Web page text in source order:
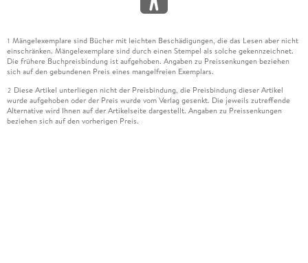
1 Mängelexemplare sind Bücher mit leichten Beschädigungen, die das Lesen aber nicht
einschränken. Mängelexemplare sind durch einen Stempel als solche gekennzeichnet.
Die frühere Buchpreisbindung ist aufgehoben. Angaben zu Preissenkungen beziehen
sich auf den gebundenen Preis eines mangelfreien Exemplars.
2 Diese Artikel unterliegen nicht der Preisbindung, die Preisbindung dieser Artikel
wurde aufgehoben oder der Preis wurde vom Verlag gesenkt. Die jeweils zutreffende
Alternative wird Ihnen auf der Artikelseite dargestellt. Angaben zu Preissenkungen
beziehen sich auf den vorherigen Preis.